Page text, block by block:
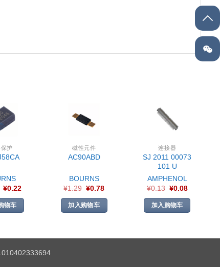
保护
¥0.22
物车
磁性元件
AC90ABD
BOURNS
¥1.29 ¥0.78
加入购物车
连接器
SJ 2011 00073
101 U
AMPHENOL
¥0.13 ¥0.08
加入购物车